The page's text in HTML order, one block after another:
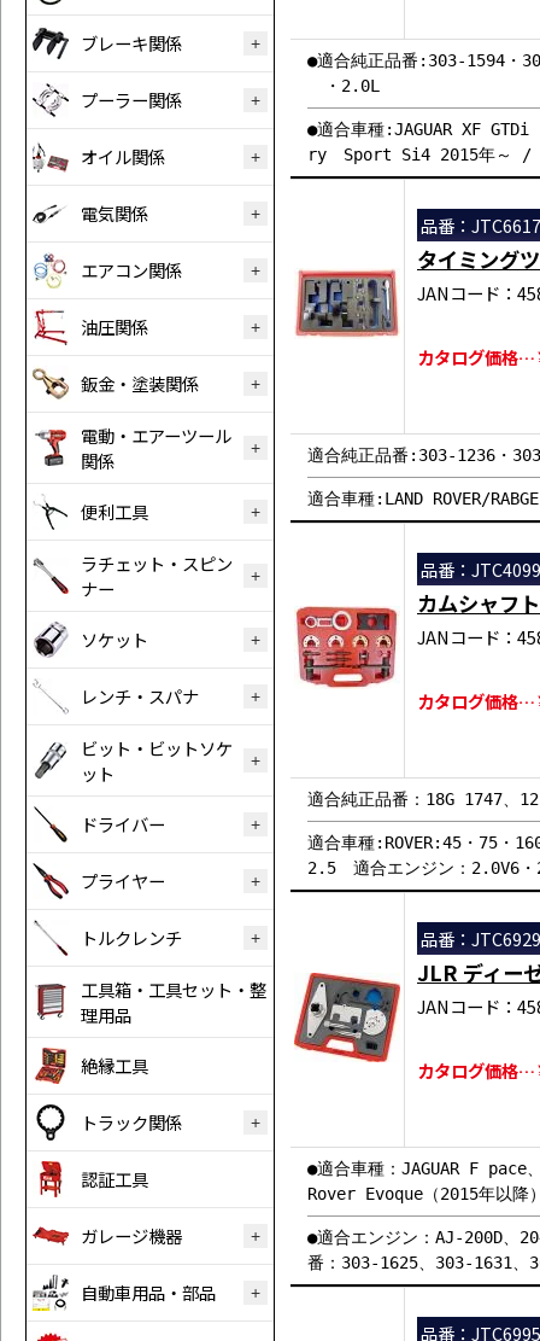
ブレーキ関係
プーラー関係
オイル関係
電気関係
エアコン関係
油圧関係
鈑金・塗装関係
電動・エアーツール
関係
便利工具
ラチェット・スピン
ナー
ソケット
レンチ・スパナ
ビット・ビットソケ
ット
ドライバー
プライヤー
トルクレンチ
工具箱・工具セット・整
理用品
絶縁工具
トラック関係
認証工具
ガレージ機器
自動車用品・部品
●適合純正品番:303-1594・
・2.0L
●適合車種:JAGUAR XF
ry Sport Si4 2015年～ /
品番：JTC6617
タイミング
JANコード：
カタログ価格
適合純正品番:303-1236・
適合車種:LAND ROVER/
品番：JTC4099
カムシャフ
JANコード：
カタログ価格
適合純正品番：18G 1747、
適合車種:ROVER:45・75・
2.5 適合エンジン：2.0V6
品番：JTC6929
JLR ディー
JANコード：
カタログ価格
●適合車種：JAGUAR F pace
Rover Evoque（2015年以降
●適合エンジン：AJ-200D、
番：303-1625、303-1631、
品番：JTC6995